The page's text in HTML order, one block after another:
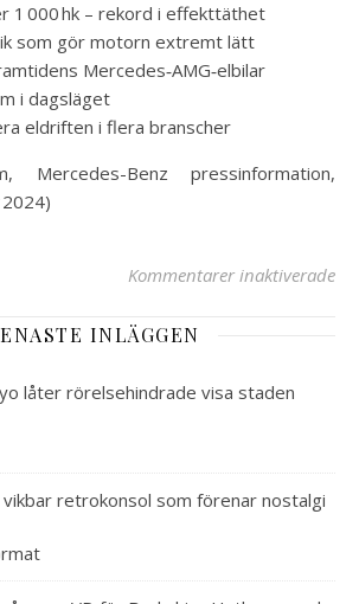
1 000 hk – rekord i effekttäthet
som gör motorn extremt lätt
Mercedes‑AMG‑elbilar
i dagsläget
eldriften i flera branscher
Mercedes-Benz pressinformation,
Kommentarer inaktiveradeför
INLÄGGEN
låter rörelsehindrade visa staden
vikbar retrokonsol som förenar nostalgi